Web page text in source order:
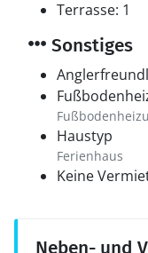
Terrasse: 1
Sonstiges
Haustyp
Ferienhaus
Keine
Neben- und